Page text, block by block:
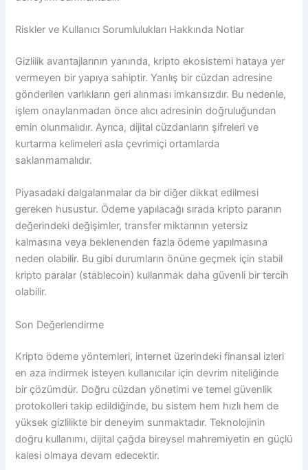
Riskler ve Kullanıcı Sorumlulukları Hakkında Notlar
Gizlilik avantajlarının yanında, kripto ekosistemi hataya yer
vermeyen bir yapıya sahiptir. Yanlış bir cüzdan adresine
gönderilen varlıkların geri alınması imkansızdır. Bu nedenle,
işlem onaylanmadan önce alıcı adresinin doğruluğundan
emin olunmalıdır. Ayrıca, dijital cüzdanların şifreleri ve
kurtarma kelimeleri asla çevrimiçi ortamlarda
saklanmamalıdır.
Piyasadaki dalgalanmalar da bir diğer dikkat edilmesi
gereken husustur. Ödeme yapılacağı sırada kripto paranın
değerindeki değişimler, transfer miktarının yetersiz
kalmasına veya beklenenden fazla ödeme yapılmasına
neden olabilir. Bu gibi durumların önüne geçmek için stabil
kripto paralar (stablecoin) kullanmak daha güvenli bir tercih
olabilir.
Son Değerlendirme
Kripto ödeme yöntemleri, internet üzerindeki finansal izleri
en aza indirmek isteyen kullanıcılar için devrim niteliğinde
bir çözümdür. Doğru cüzdan yönetimi ve temel güvenlik
protokolleri takip edildiğinde, bu sistem hem hızlı hem de
yüksek gizlilikte bir deneyim sunmaktadır. Teknolojinin
doğru kullanımı, dijital çağda bireysel mahremiyetin en güçlü
kalesi olmaya devam edecektir.